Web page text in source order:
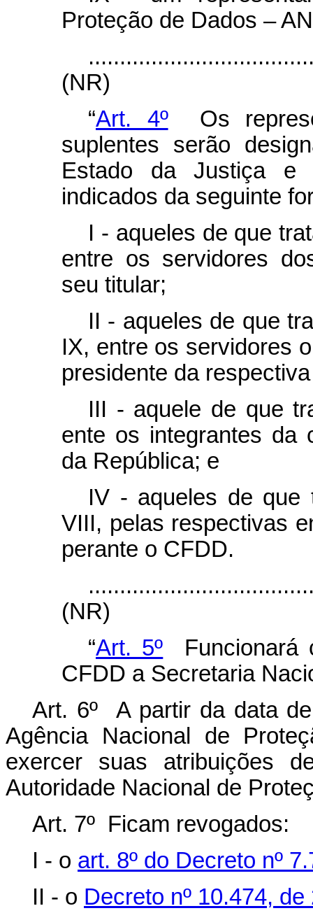
Proteção de Dados –
(NR)
“Art. 4ºOs
suplentes serão
Estado da Justiça e
indicados da seguinte
I - aqueles de que
entre os servidores
seu titular;
II - aqueles de que
IX, entre os servidores
presidente da
III - aquele de que
ente os integrantes da
da República; e
IV - aqueles de que
VIII, pelas respectivas
perante o CFDD.
(NR)
“Art. 5º Funcionará
CFDD a Secretaria
Art. 6º A partir da data
Agência Nacional de
exercer suas atribuições
Autoridade Nacional de
Art. 7º Ficam revogados:
I - o art. 8º do Decreto nº
II - o Decreto nº 10.474,